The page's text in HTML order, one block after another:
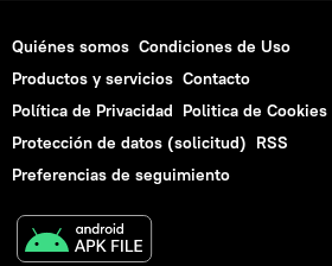
Quiénes somos Condiciones de Uso
Productos y servicios Contacto
Política de Privacidad Politica de Cookies
Protección de datos (solicitud) RSS
Preferencias de seguimiento